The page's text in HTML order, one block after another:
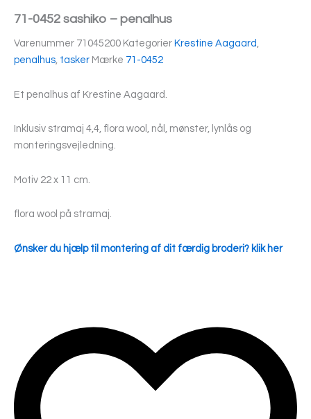
71-0452 sashiko – penalhus
Varenummer 71045200 Kategorier Krestine Aagaard ,
penalhus, tasker Mærke 71-0452
Et penalhus af Krestine Aagaard.
Inklusiv stramaj 4,4, flora wool, nål, mønster, lynlås og
monteringsvejledning.
Motiv 22 x 11 cm.
flora wool på stramaj.
Ønsker du hjælp til montering af dit færdig broderi? klik her